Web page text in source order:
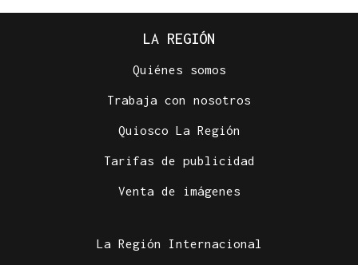
LA REGIÓN
Quiénes somos
Trabaja con nosotros
Quiosco La Región
Tarifas de publicidad
Venta de imágenes
La Región Internacional